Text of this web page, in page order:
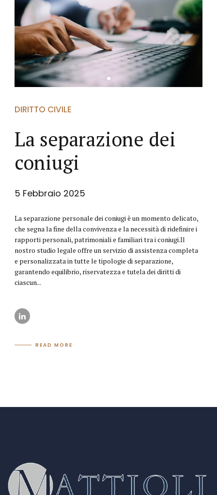
DIRITTO CIVILE
La separazione dei
coniugi
5 Febbraio 2025
La separazione personale dei coniugi è un momento delicato,
che segna la fine della convivenza e la necessità di ridefinire i
rapporti personali, patrimoniali e familiari tra i coniugi.Il
nostro studio legale offre un servizio di assistenza completa
e personalizzata in tutte le tipologie di separazione,
garantendo equilibrio, riservatezza e tutela dei diritti di
ciascun...
READ MORE